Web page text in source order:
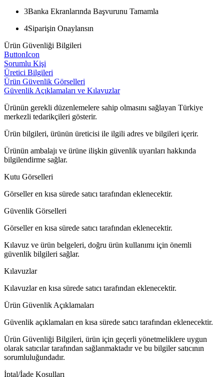
3Banka Ekranlarında Başvurunu Tamamla
4Siparişin Onaylansın
Ürün Güvenliği Bilgileri
ButtonIcon
Sorumlu Kişi
Üretici Bilgileri
Ürün Güvenlik Görselleri
Güvenlik Açıklamaları ve Kılavuzlar
Ürünün gerekli düzenlemelere sahip olmasını sağlayan Türkiye
merkezli tedarikçileri gösterir.
Ürün bilgileri, ürünün üreticisi ile ilgili adres ve bilgileri içerir.
Ürünün ambalajı ve ürüne ilişkin güvenlik uyarıları hakkında
bilgilendirme sağlar.
Kutu Görselleri
Görseller en kısa sürede satıcı tarafından eklenecektir.
Güvenlik Görselleri
Görseller en kısa sürede satıcı tarafından eklenecektir.
Kılavuz ve ürün belgeleri, doğru ürün kullanımı için önemli
güvenlik bilgileri sağlar.
Kılavuzlar
Kılavuzlar en kısa sürede satıcı tarafından eklenecektir.
Ürün Güvenlik Açıklamaları
Güvenlik açıklamaları en kısa sürede satıcı tarafından eklenecektir.
Ürün Güvenliği Bilgileri, ürün için geçerli yönetmeliklere uygun
olarak satıcılar tarafından sağlanmaktadır ve bu bilgiler satıcının
sorumluluğundadır.
İptal/İade Koşulları